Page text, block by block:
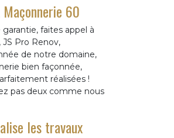
60
faites appel à
Pro Renov,
de notre domaine,
bien façonnée,
réalisées !
pas deux comme nous
les travaux